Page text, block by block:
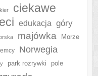
ciekawe
edukacja góry
majówka
Morze
Norwegia
park rozrywki
pole